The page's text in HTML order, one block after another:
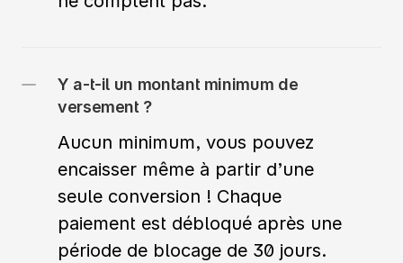
Y a-t-il un montant minimum de
Aucun minimum, vous pouvez
encaisser même à partir d’une
seule conversion ! Chaque
paiement est débloqué après une
période de blocage de 30 jours.